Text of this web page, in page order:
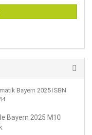
Bayern 2025 M10